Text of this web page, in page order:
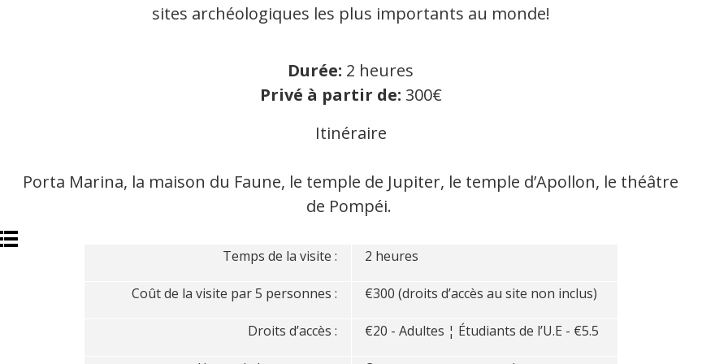
sites archéologiques les plus importants au monde!
Durée: 2 heures
Privé à partir de: 300€
Itinéraire
Porta Marina, la maison du Faune, le temple de Jupiter, le temple d’Apollon, le théâtre
de Pompéi.
Temps de la visite : 2 heures
Coût de la visite par 5 personnes : €300 (droits d’accès au site non inclus)
Droits d’accès : €20 - Adultes ¦ Étudiants de l’U.E - €5.5